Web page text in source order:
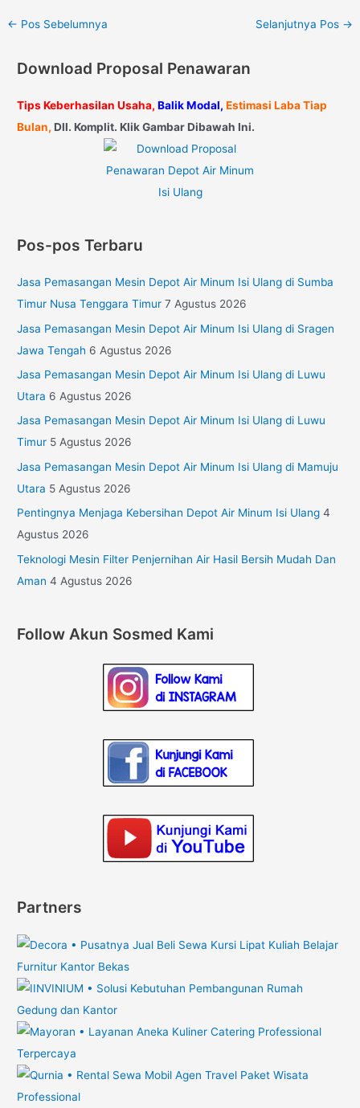
← Pos Sebelumnya Selanjutnya Pos →
Download Proposal Penawaran
Tips Keberhasilan Usaha, Balik Modal, Estimasi Laba Tiap
Bulan, Dll. Komplit. Klik Gambar Dibawah Ini.
Pos-pos Terbaru
Jasa Pemasangan Mesin Depot Air Minum Isi Ulang di Sumba
Timur Nusa Tenggara Timur 7 Agustus 2026
Jasa Pemasangan Mesin Depot Air Minum Isi Ulang di Sragen
Jawa Tengah 6 Agustus 2026
Jasa Pemasangan Mesin Depot Air Minum Isi Ulang di Luwu
Utara 6 Agustus 2026
Jasa Pemasangan Mesin Depot Air Minum Isi Ulang di Luwu
Timur 5 Agustus 2026
Jasa Pemasangan Mesin Depot Air Minum Isi Ulang di Mamuju
Utara 5 Agustus 2026
Pentingnya Menjaga Kebersihan Depot Air Minum Isi Ulang 4
Agustus 2026
Teknologi Mesin Filter Penjernihan Air Hasil Bersih Mudah Dan
Aman 4 Agustus 2026
Follow Akun Sosmed Kami
Partners